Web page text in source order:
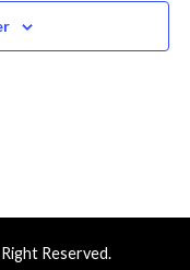
Reserved.